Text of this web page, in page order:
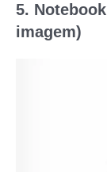
5.
imagem)